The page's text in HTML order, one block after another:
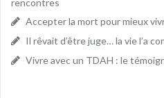
rencontres
Accepter la mort pour mieux
Il rêvait d’être juge… la vie l’a
Vivre avec un TDAH : le